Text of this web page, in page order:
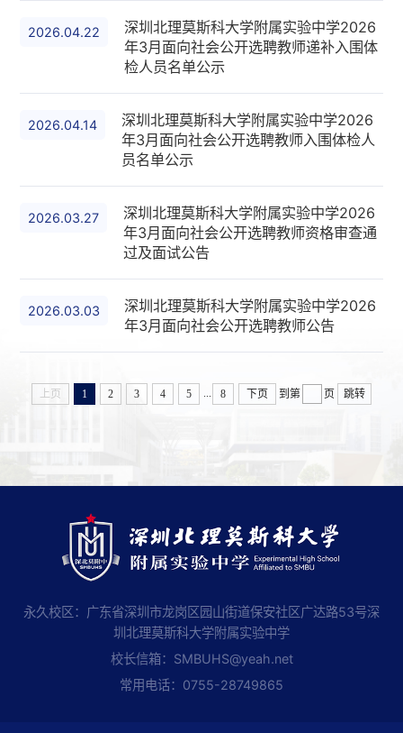
2026.04.22
深圳北理莫斯科大学附属实验中学2026
年3月面向社会公开选聘教师递补入围体
检人员名单公示
2026.04.14
深圳北理莫斯科大学附属实验中学2026
年3月面向社会公开选聘教师入围体检人
员名单公示
2026.03.27
深圳北理莫斯科大学附属实验中学2026
年3月面向社会公开选聘教师资格审查通
过及面试公告
2026.03.03
深圳北理莫斯科大学附属实验中学2026
年3月面向社会公开选聘教师公告
上页 1 2 3 4 5 ... 8 下页 到第 页 跳转
永久校区：广东省深圳市龙岗区园山街道保安社区广达路53号深
圳北理莫斯科大学附属实验中学
校长信箱： SMBUHS@yeah.net
常用电话： 0755-28749865